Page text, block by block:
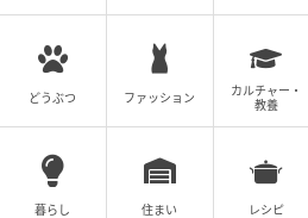
どうぶつ ファッション
カルチャー・
教養
暮らし 住まい レシピ